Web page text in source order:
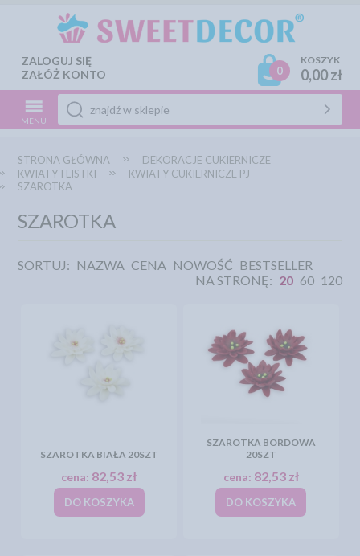
ZALOGUJ SIĘ
ZAŁÓŻ KONTO
0
KOSZYK
0,00 zł
MENU
STRONA GŁÓWNA
DEKORACJE CUKIERNICZE
KWIATY I LISTKI
KWIATY CUKIERNICZE PJ
SZAROTKA
SZAROTKA
SORTUJ: NAZWA CENA NOWOŚĆ BESTSELLER
NA STRONĘ: 20 60 120
SZAROTKA BIAŁA 20SZT
cena: 82,53 zł
DO KOSZYKA
SZAROTKA BORDOWA
20SZT
cena: 82,53 zł
DO KOSZYKA